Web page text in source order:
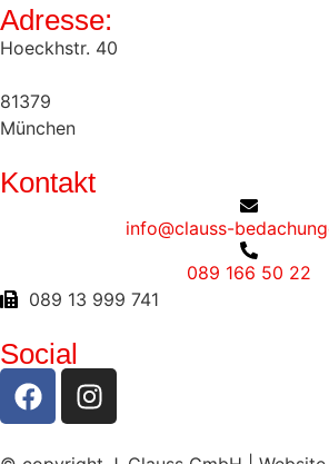
Adresse:
Hoeckhstr. 40
81379
München
Kontakt
info@clauss-
089 166 50 22
089 13 999 741
Social